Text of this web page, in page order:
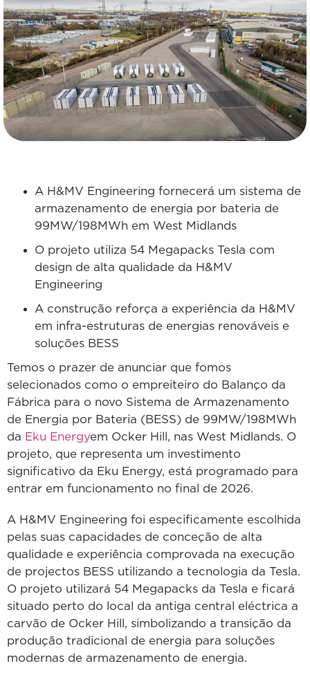
A H&MV Engineering fornecerá um sistema de
armazenamento de energia por bateria de
99MW/198MWh em West Midlands
O projeto utiliza 54 Megapacks Tesla com
design de alta qualidade da H&MV
Engineering
A construção reforça a experiência da H&MV
em infra-estruturas de energias renováveis e
soluções BESS
Temos o prazer de anunciar que fomos
selecionados como o empreiteiro do Balanço da
Fábrica para o novo Sistema de Armazenamento
de Energia por Bateria (BESS) de 99MW/198MWh
da Eku Energyem Ocker Hill, nas West Midlands. O
projeto, que representa um investimento
significativo da Eku Energy, está programado para
entrar em funcionamento no final de 2026.
A H&MV Engineering foi especificamente escolhida
pelas suas capacidades de conceção de alta
qualidade e experiência comprovada na execução
de projectos BESS utilizando a tecnologia da Tesla.
O projeto utilizará 54 Megapacks da Tesla e ficará
situado perto do local da antiga central eléctrica a
carvão de Ocker Hill, simbolizando a transição da
produção tradicional de energia para soluções
modernas de armazenamento de energia.